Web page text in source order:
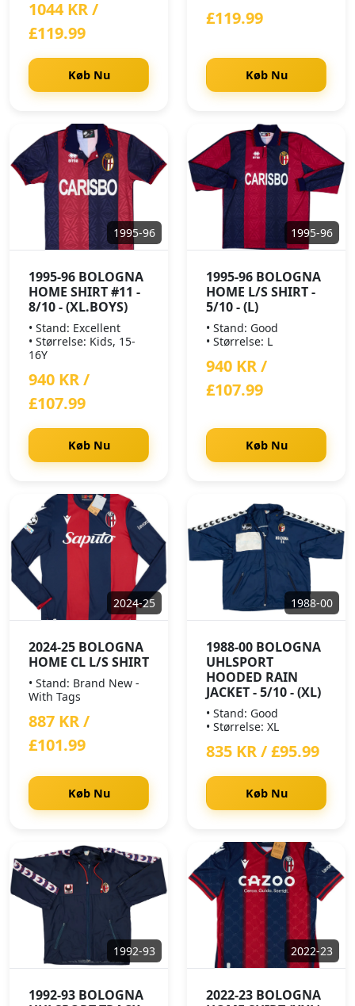
1044 KR /
£119.99
Køb Nu
£119.99
Køb Nu
1995-96
1995-96 BOLOGNA
HOME SHIRT #11 -
8/10 - (XL.BOYS)
• Stand: Excellent
• Størrelse: Kids, 15-
16Y
940 KR /
£107.99
Køb Nu
1995-96
1995-96 BOLOGNA
HOME L/S SHIRT -
5/10 - (L)
• Stand: Good
• Størrelse: L
940 KR /
£107.99
Køb Nu
2024-25
2024-25 BOLOGNA
HOME CL L/S SHIRT
• Stand: Brand New -
With Tags
887 KR /
£101.99
Køb Nu
1988-00
1988-00 BOLOGNA
UHLSPORT
HOODED RAIN
JACKET - 5/10 - (XL)
• Stand: Good
• Størrelse: XL
835 KR / £95.99
Køb Nu
1992-93
1992-93 BOLOGNA
2022-23
2022-23 BOLOGNA